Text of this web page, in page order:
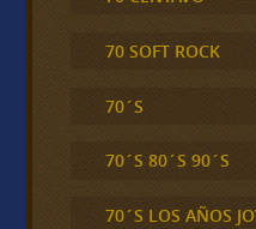
70 SOFT ROCK
70´S
70´S 80´S 90´S
70´S LOS AÑOS